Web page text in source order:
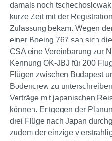
damals noch
kurze Zeit mit der
Zulassung bekam. Wegen
einer Boeing 767 sah sich
CSA eine Vereinbarung zur
Kennung OK-JBJ für 200
Flügen zwischen Budapest
Bodencrew zu
Verträge mit japanischen
können. Entgegen der
drei Flüge nach Japan
zudem der einzige